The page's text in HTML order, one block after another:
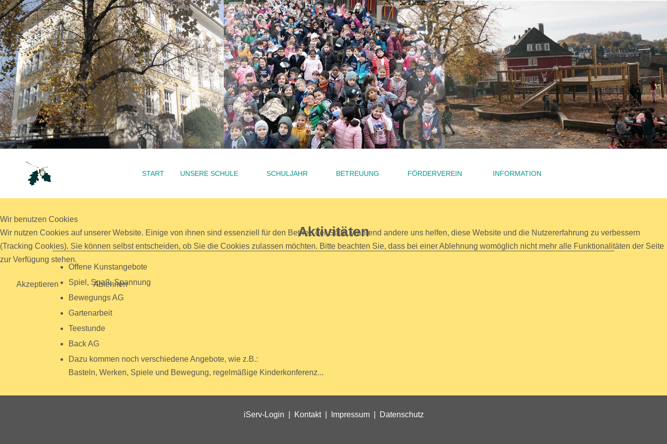
START UNSERE SCHULE SCHULJAHR BETREUUNG FÖRDERVEREIN INFORMATION
Aktivitäten
Offene Kunstangebote
Spiel, Spaß, Spannung
Bewegungs AG
Gartenarbeit
Teestunde
Back AG
Dazu kommen noch verschiedene Angebote, wie z.B.:
Basteln, Werken, Spiele und Bewegung, regelmäßige Kinderkonferenz...
iServ-Login Kontakt| Impressum| Datenschutz
Wir benutzen Cookies
Wir nutzen Cookies auf unserer Website. Einige von ihnen sind essenziell für den Betrieb der Seite, während andere uns helfen, diese Website und die Nutzererfahrung zu verbessern
(Tracking Cookies). Sie können selbst entscheiden, ob Sie die Cookies zulassen möchten. Bitte beachten Sie, dass bei einer Ablehnung womöglich nicht mehr alle Funktionalitäten der Seite
zur Verfügung stehen.
Akzeptieren Ablehnen